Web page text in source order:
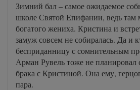
Зимний бал – самое ожидаемое
школе Святой Епифании, ведь там
богатого жениха. Кристина и
замуж совсем не собиралась. Да и
бесприданницу с сомнительным
Арман Рувель тоже не планировал
брака с Кристиной. Она ему,
пара.